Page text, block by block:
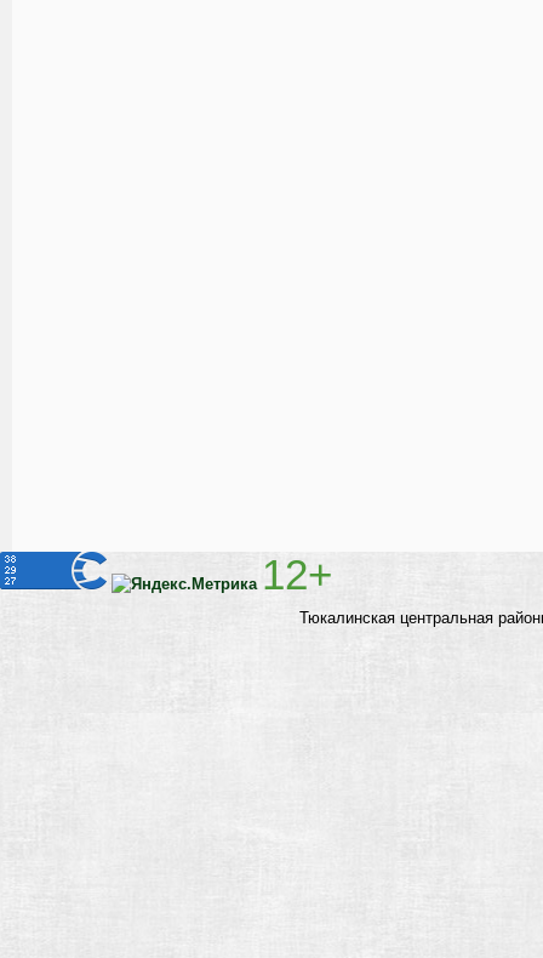
12+
Тюкалинская центральная